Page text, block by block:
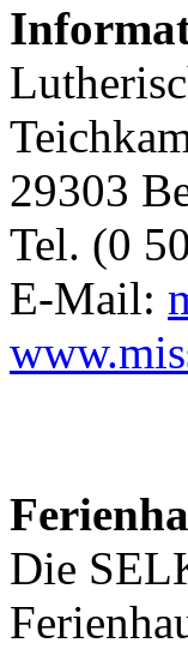
29303
Tel. (0
E-Mail:
Die